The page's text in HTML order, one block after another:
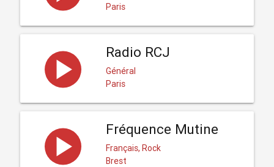
Paris
Radio RCJ
Général
Paris
Fréquence Mutine
Français, Rock
Brest